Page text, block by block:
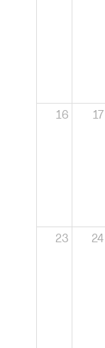
16 17
23 24